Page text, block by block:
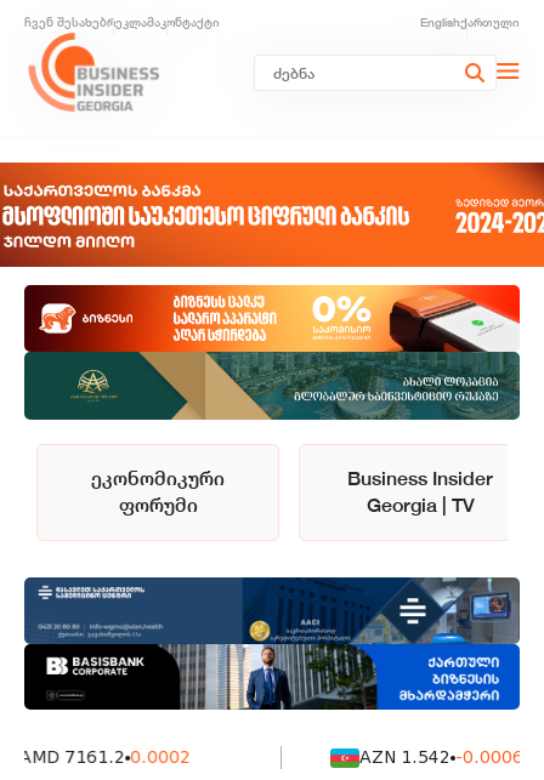
ჩვენ შესახებრეკლამაკონტაქტი Englishქართული
ეკონომიკური
ფორუმი
Business Insider
Georgia | TV
AMD 7161.2 0.0002 AZN 1.542 -0.0006